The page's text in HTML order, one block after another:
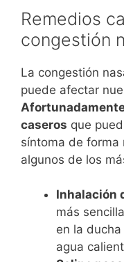
Remedios
congestión
La congestión
puede afectar
caseros que
síntoma de forma
algunos de los
Inhalación
más
en la
agua